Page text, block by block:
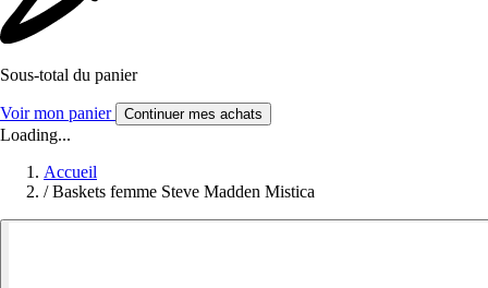
Sous-total du panier
Voir mon panier Continuer mes achats
Loading...
Accueil
/ Baskets femme Steve Madden Mistica